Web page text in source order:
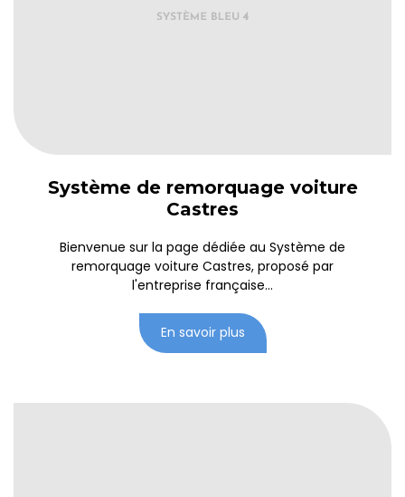
Système de remorquage voiture
Castres
Bienvenue sur la page dédiée au Système de
remorquage voiture Castres, proposé par
l'entreprise française...
En savoir plus